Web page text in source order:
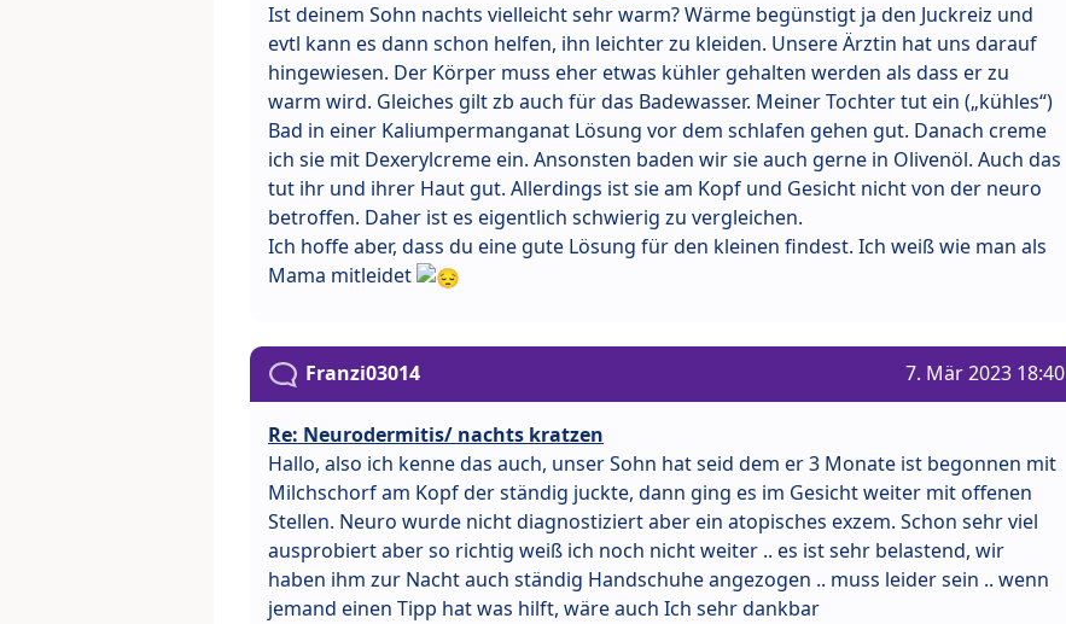
Ist deinem Sohn nachts vielleicht sehr warm? Wärme begünstigt ja den Juckreiz und
evtl kann es dann schon helfen, ihn leichter zu kleiden. Unsere Ärztin hat uns darauf
hingewiesen. Der Körper muss eher etwas kühler gehalten werden als dass er zu
warm wird. Gleiches gilt zb auch für das Badewasser. Meiner Tochter tut ein („kühles“)
Bad in einer Kaliumpermanganat Lösung vor dem schlafen gehen gut. Danach creme
ich sie mit Dexerylcreme ein. Ansonsten baden wir sie auch gerne in Olivenöl. Auch das
tut ihr und ihrer Haut gut. Allerdings ist sie am Kopf und Gesicht nicht von der neuro
betroffen. Daher ist es eigentlich schwierig zu vergleichen.
Ich hoffe aber, dass du eine gute Lösung für den kleinen findest. Ich weiß wie man als
Mama mitleidet
Franzi03014 7. Mär 2023 18:40
Re: Neurodermitis/ nachts kratzen
Hallo, also ich kenne das auch, unser Sohn hat seid dem er 3 Monate ist begonnen mit
Milchschorf am Kopf der ständig juckte, dann ging es im Gesicht weiter mit offenen
Stellen. Neuro wurde nicht diagnostiziert aber ein atopisches exzem. Schon sehr viel
ausprobiert aber so richtig weiß ich noch nicht weiter .. es ist sehr belastend, wir
haben ihm zur Nacht auch ständig Handschuhe angezogen .. muss leider sein .. wenn
jemand einen Tipp hat was hilft, wäre auch Ich sehr dankbar